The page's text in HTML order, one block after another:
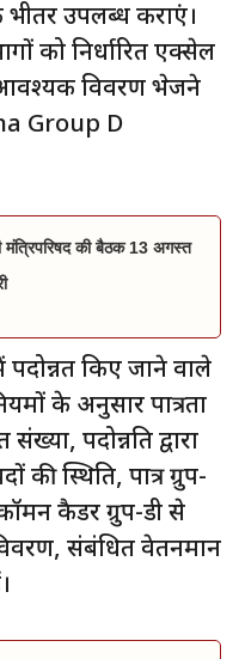
भीतर उपलब्ध कराएं।
को निर्धारित एक्सेल
विवरण भेजने
Group D
मंत्रिपरिषद की बैठक 13 अगस्त
पदोन्नत किए जाने वाले
के अनुसार पात्रता
पदोन्नति द्वारा
की स्थिति, पात्र ग्रुप-
कैडर ग्रुप-डी से
संबंधित वेतनमान